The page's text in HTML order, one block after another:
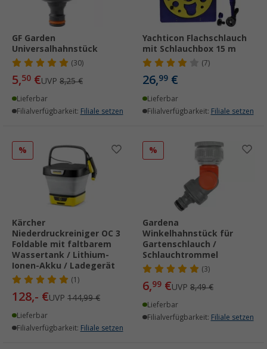
GF Garden
Universalhahnstück
(30)
5,50 €UVP 8,25 €
Lieferbar
Filialverfügbarkeit: Filiale setzen
Yachticon Flachschlauch
mit Schlauchbox 15 m
(7)
26,99 €
Lieferbar
Filialverfügbarkeit: Filiale setzen
%
Kärcher
Niederdruckreiniger OC 3
Foldable mit faltbarem
Wassertank / Lithium-
Ionen-Akku / Ladegerät
(1)
128,- €UVP 144,99 €
Lieferbar
Filialverfügbarkeit: Filiale setzen
%
Gardena
Winkelhahnstück für
Gartenschlauch /
Schlauchtrommel
(3)
6,99 €UVP 8,49 €
Lieferbar
Filialverfügbarkeit: Filiale setzen